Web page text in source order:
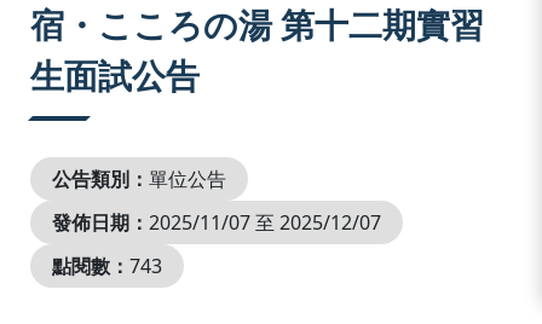
宿・こころの湯 第十二期實習
生面試公告
公告類別： 單位公告
發佈日期： 2025/11/07 至 2025/12/07
點閱數： 743